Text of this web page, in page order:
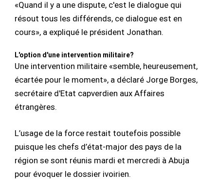
«Quand il y a une dispute, c'est le dialogue qui
résout tous les différends, ce dialogue est en
cours», a expliqué le président Jonathan.
L'option d'une intervention militaire?
Une intervention militaire «semble, heureusement,
écartée pour le moment», a déclaré Jorge Borges,
secrétaire d'Etat capverdien aux Affaires
étrangères.
L’usage de la force restait toutefois possible
puisque les chefs d’état-major des pays de la
région se sont réunis mardi et mercredi à Abuja
pour évoquer le dossier ivoirien.